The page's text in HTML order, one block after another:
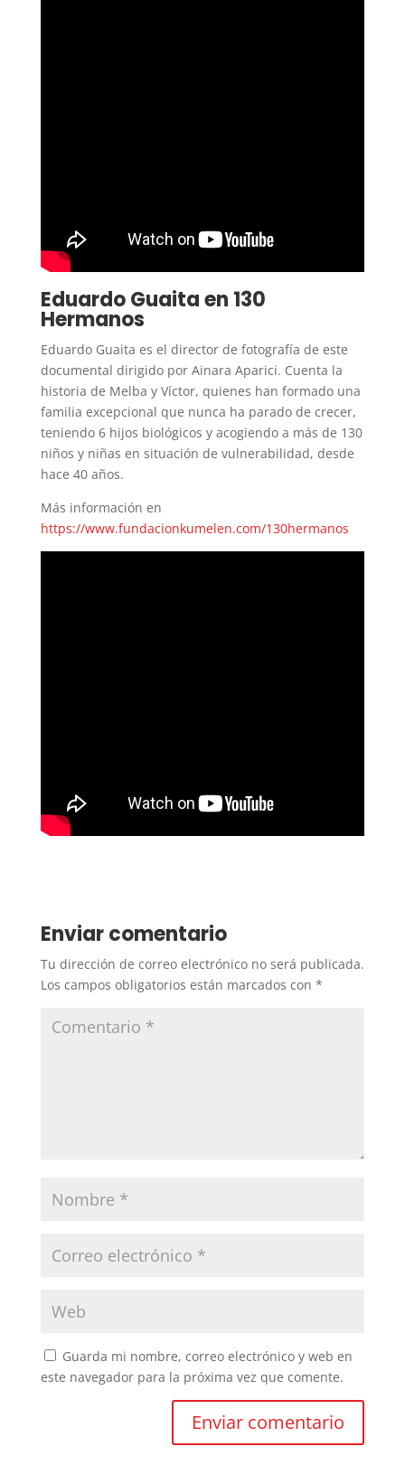
Eduardo Guaita en 130
Hermanos
Eduardo Guaita es el director de fotografía de este
documental dirigido por Ainara Aparici. Cuenta la
historia de Melba y Víctor, quienes han formado una
familia excepcional que nunca ha parado de crecer,
teniendo 6 hijos biológicos y acogiendo a más de 130
niños y niñas en situación de vulnerabilidad, desde
hace 40 años.
Más información en
https://www.fundacionkumelen.com/130hermanos
Enviar comentario
Tu dirección de correo electrónico no será publicada.
Los campos obligatorios están marcados con *
Guarda mi nombre, correo electrónico y web en
este navegador para la próxima vez que comente.